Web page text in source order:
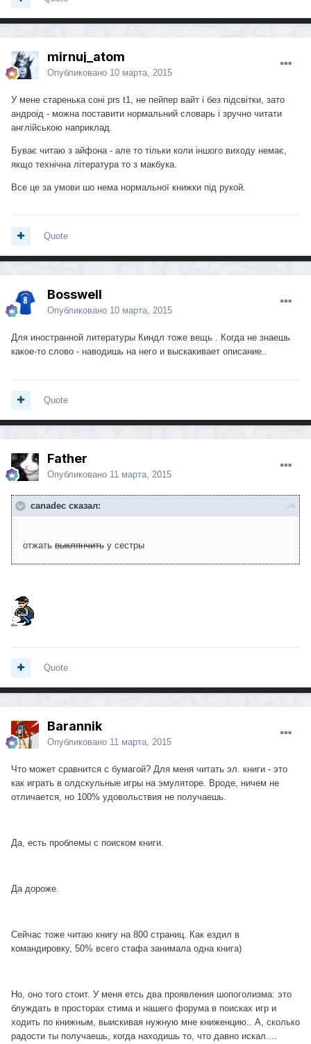
mirnuj_atom
Опубликовано 10 марта, 2015
У мене старенька соні prs t1, не пейпер вайт і без підсвітки, зато
андроід - можна поставити нормальний словарь і зручно читати
англійською наприклад.
Буває читаю з айфона - але то тільки коли іншого виходу немає,
якщо технічна література то з макбука.
Все це за умови шо нема нормальної книжки під рукой.
Quote
Bosswell
Опубликовано 10 марта, 2015
Для иностранной литературы Киндл тоже вещь . Когда не знаешь
какое-то слово - наводишь на него и выскакивает описание..
Quote
Father
Опубликовано 11 марта, 2015
canadec сказал:
отжать выклянчить у сестры
Quote
Barannik
Опубликовано 11 марта, 2015
Что может сравнится с бумагой? Для меня читать эл. книги - это
как играть в олдскульные игры на эмуляторе. Вроде, ничем не
отличается, но 100% удовольствия не получаешь.
Да, есть проблемы с поиском книги.
Да дороже.
Сейчас тоже читаю книгу на 800 страниц. Как ездил в
командировку, 50% всего стафа занимала одна книга)
Но, оно того стоит. У меня етсь два проявления шопоголизма: это
блуждать в просторах стима и нашего форума в поисках игр и
ходить по книжным, выискивая нужную мне книженцию.. А, сколько
радости ты получаешь, когда находишь то, что давно искал....